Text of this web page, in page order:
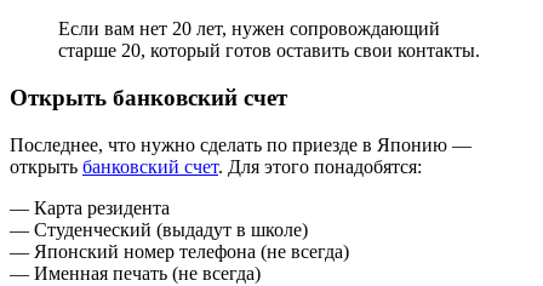
Если вам нет 20 лет, нужен сопровождающий
старше 20, который готов оставить свои контакты.
Открыть банковский счет
Последнее, что нужно сделать по приезде в Японию —
открыть банковский счет. Для этого понадобятся:
— Карта резидента
— Студенческий (выдадут в школе)
— Японский номер телефона (не всегда)
— Именная печать (не всегда)